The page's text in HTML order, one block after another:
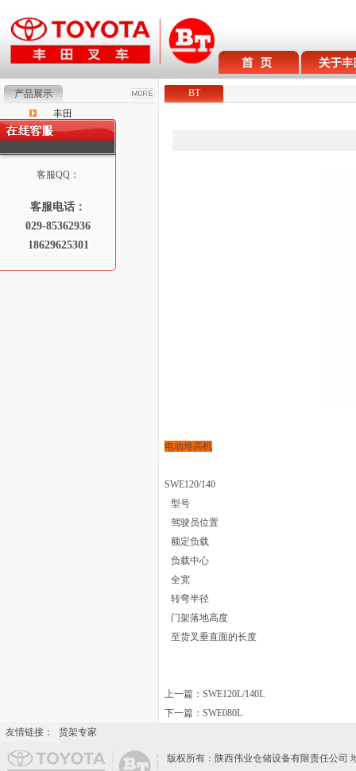
客服QQ：
客服电话：
029-85362936
18629625301
产品展示
丰田
BT
Raymond
BT
电动堆高机
SWE120/140
型号
驾驶员位置
额定负载
负载中心
全宽
转弯半径
门架落地高度
至货叉垂直面的长度
上一篇： SWE120L/140L
下一篇： SWE080L
友情链接：
货架专家
版权所有：陕西伟业仓储设备有限责任公司